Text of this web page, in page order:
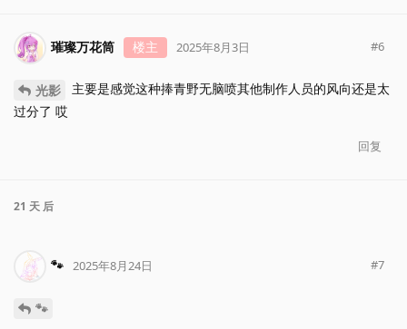
璀璨万花筒 楼主 2025年8月3日 #6
光影
主要是感觉这种捧青野无脑喷其他制作人员的风向还是太
过分了 哎
回复
21 天 后
🐾 2025年8月24日 #7
🐾